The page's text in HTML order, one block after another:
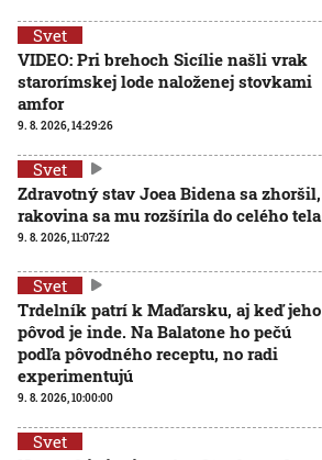
Svet
VIDEO: Pri brehoch Sicílie našli vrak
starorímskej lode naloženej stovkami
amfor
9. 8. 2026, 14:29:26
Svet
Zdravotný stav Joea Bidena sa zhoršil,
rakovina sa mu rozšírila do celého tela
9. 8. 2026, 11:07:22
Svet
Trdelník patrí k Maďarsku, aj keď jeho
pôvod je inde. Na Balatone ho pečú
podľa pôvodného receptu, no radi
experimentujú
9. 8. 2026, 10:00:00
Svet